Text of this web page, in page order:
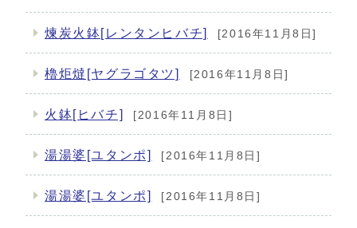
煉炭火鉢[レンタンヒバチ] [2016年11月8日]
櫓炬燵[ヤグラゴタツ] [2016年11月8日]
火鉢[ヒバチ] [2016年11月8日]
湯湯婆[ユタンポ] [2016年11月8日]
湯湯婆[ユタンポ] [2016年11月8日]